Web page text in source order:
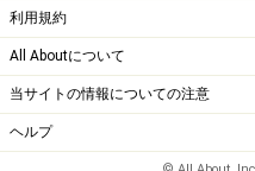
ず各ナットを手で回ると
らトルクレンチを使って
であれば約50Nm）のトル
ク、最後に規定値で締め
クを掛けてゆくイメージ
利用規約
All Aboutについて
当サイトの情報についての注意
ヘルプ